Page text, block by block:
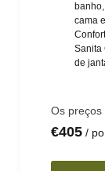
banho,
cama
Sanita
de
Os preços
€405